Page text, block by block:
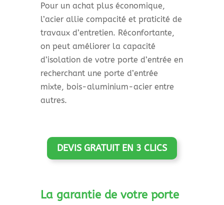
Pour un achat plus économique,
l’acier allie compacité et praticité de
travaux d’entretien. Réconfortante,
on peut améliorer la capacité
d’isolation de votre porte d’entrée en
recherchant une porte d’entrée
mixte, bois-aluminium-acier entre
autres.
DEVIS GRATUIT EN 3 CLICS
La garantie de votre porte